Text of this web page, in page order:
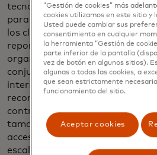
tecnología CRQ, una amplia
para el riesgo cibernético
los clientes de Forrester.
reporte que los desafíos que
organizaciones con CRQ
conjuntos de habilidades
interna". En el reporte,
reconocida por su enfoque
controles de CRQ para
tamaños y su enfoque para
acceso basado en roles, lo que
escalar sus programas de
“Gestión de cookies” más
cookies utilizamos en este sitio y
Usted puede cambiar sus
consentimiento en cualquier
la herramienta “Gestión de
parte inferior de la pantalla
vez de botón en algunos sitios).
algunas o todas las cookies, a
que sean estrictamente
funcionamiento del sitio.
Aceptar cookies